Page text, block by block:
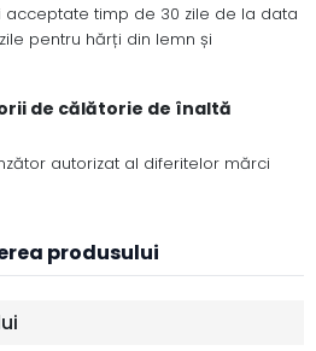
acceptate timp de 30 zile de la data
pentru hărți din lemn și
de călătorie de înaltă
autorizat al diferitelor mărci
produsului